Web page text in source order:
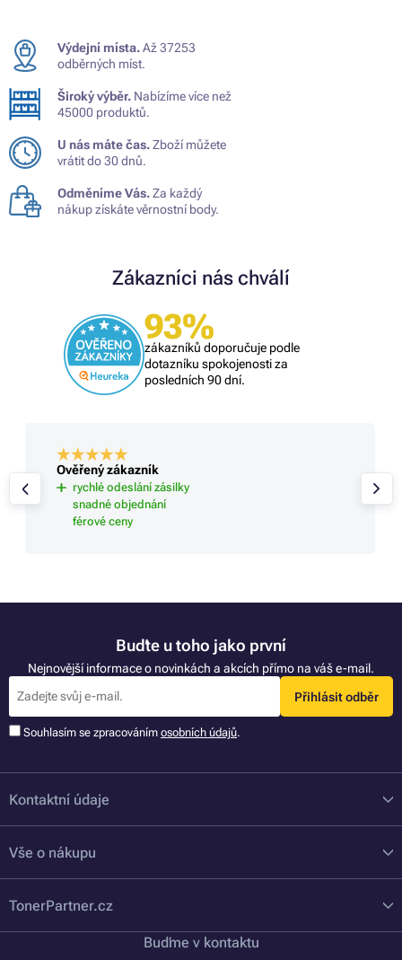
Výdejní místa.Až 37253
odběrných míst.
Široký výběr. Nabízíme více než
45000 produktů.
U nás máte čas.Zboží můžete
vrátit do 30 dnů.
Odměníme Vás.Za každý
nákup získáte věrnostní body.
Zákazníci nás chválí
93%
zákazníků doporučuje podle
dotazníku spokojenosti za
posledních 90 dní.
Ověřený zákazník
rychlé odeslání zásilky
snadné objednání
férové ceny
Buďte u toho jako první
Nejnovější informace o novinkách a akcích přímo na váš e-mail.
Přihlásit odběr
Souhlasím se zpracováním osobních údajů.
Kontaktní údaje
Vše o nákupu
TonerPartner.cz
Buďme v kontaktu